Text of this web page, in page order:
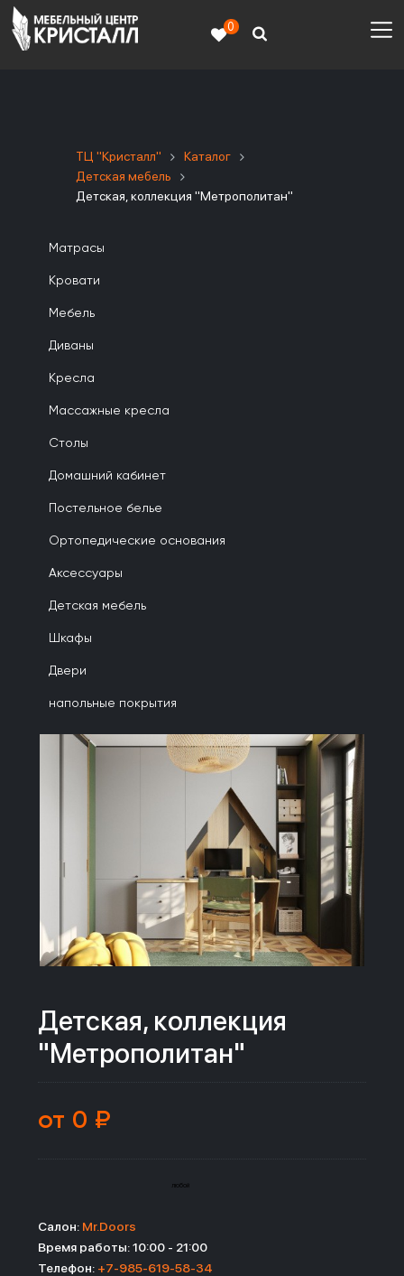
0
ТЦ "Кристалл"
Каталог
Детская мебель
Детская, коллекция "Метрополитан"
Матрасы
Кровати
Мебель
Диваны
Кресла
Массажные кресла
Столы
Домашний кабинет
Постельное белье
Ортопедические основания
Аксессуары
Детская мебель
Шкафы
Двери
напольные покрытия
Детская, коллекция
"Метрополитан"
от 0 ₽
любой
Салон: Mr.Doors
Время работы: 10:00 - 21:00
Телефон: +7-985-619-58-34